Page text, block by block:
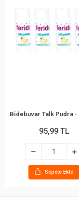
95,99 TL
Sepete Ekle